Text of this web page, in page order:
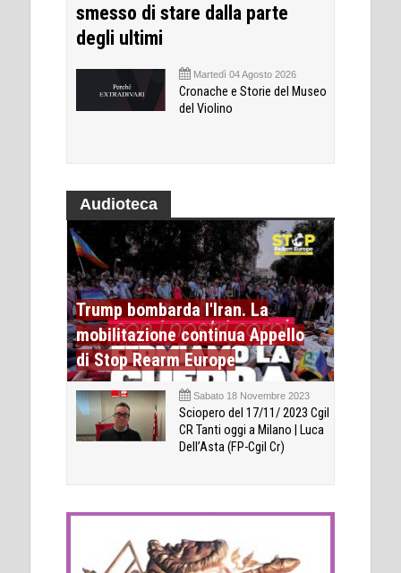
smesso di stare dalla parte
degli ultimi
Martedì 04 Agosto 2026
Cronache e Storie del Museo
del Violino
Audioteca
Trump bombarda l'Iran. La
mobilitazione continua Appello
di Stop Rearm Europe
Sabato 18 Novembre 2023
Sciopero del 17/11/ 2023 Cgil
CR Tanti oggi a Milano | Luca
Dell’Asta (FP-Cgil Cr)